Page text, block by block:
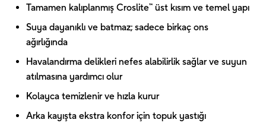
Tamamen kalıplanmış Croslite™ üst kısım ve temel yapı
Suya dayanıklı ve batmaz; sadece birkaç ons
ağırlığında
Havalandırma delikleri nefes alabilirlik sağlar ve suyun
atılmasına yardımcı olur
Kolayca temizlenir ve hızla kurur
Arka kayışta ekstra konfor için topuk yastığı